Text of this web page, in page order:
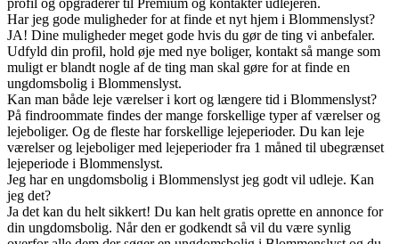
profil og opgraderer til Premium og kontakter udlejeren.
Har jeg gode muligheder for at finde et nyt hjem i Blommenslyst?
JA! Dine muligheder meget gode hvis du gør de ting vi anbefaler.
Udfyld din profil, hold øje med nye boliger, kontakt så mange som
muligt er blandt nogle af de ting man skal gøre for at finde en
ungdomsbolig i Blommenslyst.
Kan man både leje værelser i kort og længere tid i Blommenslyst?
På findroommate findes der mange forskellige typer af værelser og
lejeboliger. Og de fleste har forskellige lejeperioder. Du kan leje
værelser og lejeboliger med lejeperioder fra 1 måned til ubegrænset
lejeperiode i Blommenslyst.
Jeg har en ungdomsbolig i Blommenslyst jeg godt vil udleje. Kan
jeg det?
Ja det kan du helt sikkert! Du kan helt gratis oprette en annonce for
din ungdomsbolig. Når den er godkendt så vil du være synlig